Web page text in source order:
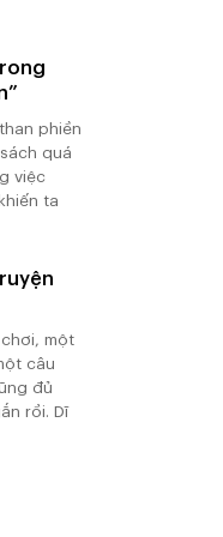
phiền
quá
việc
ta
một
câu
đủ
rồi. Dĩ